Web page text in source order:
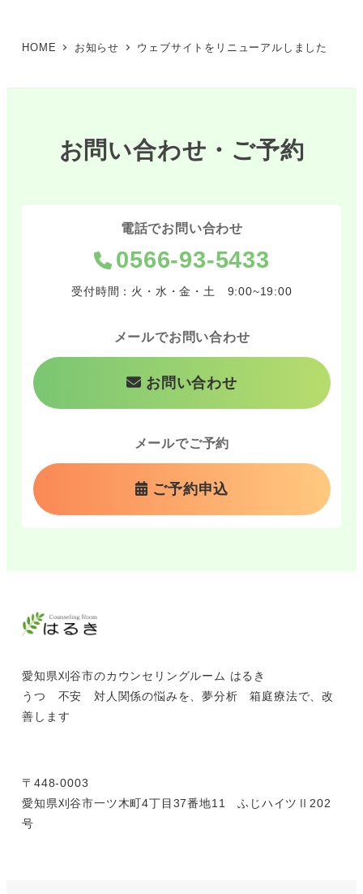
HOME お知らせ ウェブサイトをリニューアルしました
お問い合わせ・ご予約
電話でお問い合わせ
0566-93-5433
受付時間：火・水・金・土 9:00~19:00
メールでお問い合わせ
お問い合わせ
メールでご予約
ご予約申込
愛知県刈谷市のカウンセリングルーム はるき
うつ 不安 対人関係の悩みを、夢分析 箱庭療法で、改
善します
〒448-0003
愛知県刈谷市一ツ木町4丁目37番地11 ふじハイツⅡ202
号